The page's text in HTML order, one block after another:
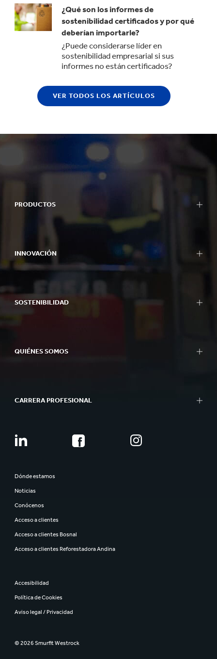
¿Qué son los informes de
sostenibilidad certificados y por qué
deberían importarle?
¿Puede considerarse líder en
sostenibilidad empresarial si sus
informes no están certificados?
VER TODOS LOS ARTÍCULOS
PRODUCTOS
INNOVACIÓN
SOSTENIBILIDAD
QUIÉNES SOMOS
CARRERA PROFESIONAL
Dónde estamos
Noticias
Conócenos
Acceso a clientes
Acceso a clientes Bosnal
Acceso a clientes Reforestadora Andina
Accesibilidad
Política de Cookies
Aviso legal / Privacidad
© 2026 Smurfit Westrock